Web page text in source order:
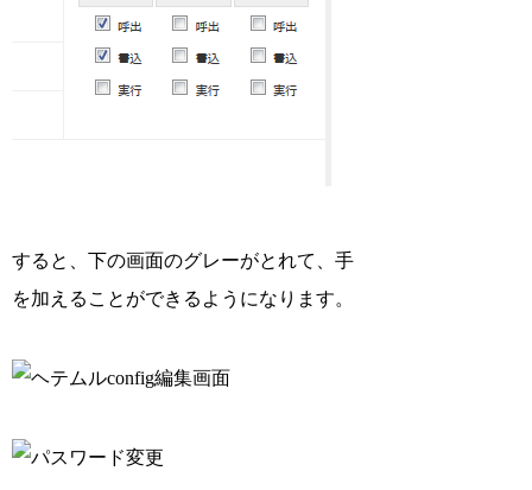
すると、下の画面のグレーがとれて、手
を加えることができるようになります。